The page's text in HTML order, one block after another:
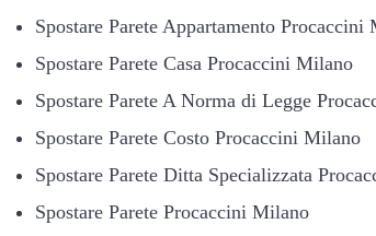
Spostare Parete Appartamento Procaccini
Spostare Parete Casa Procaccini Milano
Spostare Parete A Norma di Legge
Spostare Parete Costo Procaccini Milano
Spostare Parete Ditta Specializzata
Spostare Parete Procaccini Milano